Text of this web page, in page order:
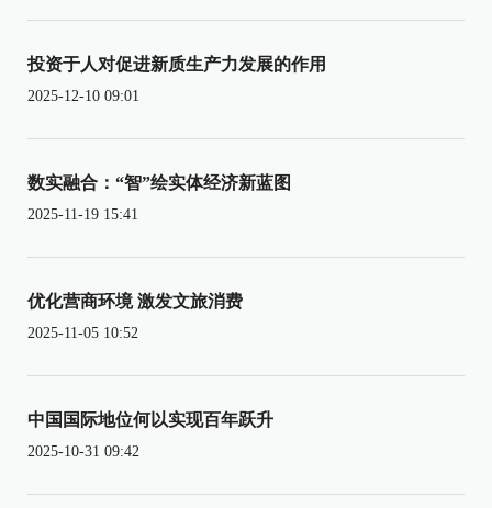
投资于人对促进新质生产力发展的作用
2025-12-10 09:01
数实融合：“智”绘实体经济新蓝图
2025-11-19 15:41
优化营商环境 激发文旅消费
2025-11-05 10:52
中国国际地位何以实现百年跃升
2025-10-31 09:42